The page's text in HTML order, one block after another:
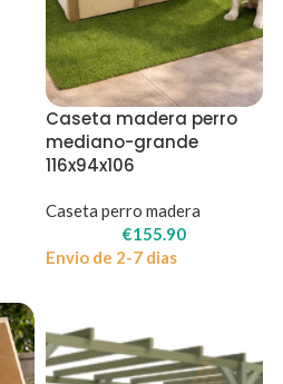
Caseta madera perro
mediano-grande
116x94x106
Caseta perro madera
€155.90
Envio de 2-7 dias